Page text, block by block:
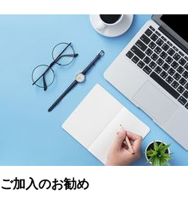
ご加入のお勧め